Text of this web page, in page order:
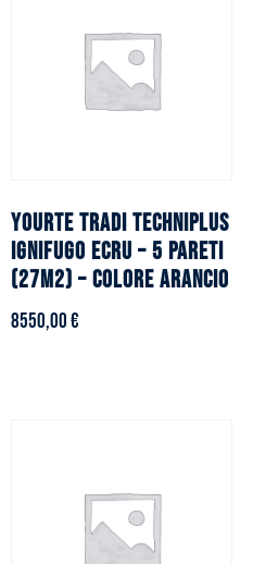
YOURTE TRADI TECHNIPLUS
ignifugo ecru – 5 pareti
(27m2) – Colore arancio
8550,00€